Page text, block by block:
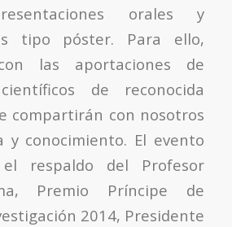
orales y
tipo póster. Para ello,
las aportaciones de
de reconocida
compartirán con nosotros
y conocimiento. El evento
respaldo del Profesor
Premio Príncipe de
2014, Presidente